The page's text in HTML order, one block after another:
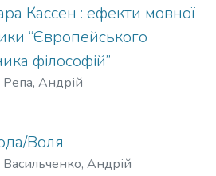
Кассен : ефекти мовної
“Європейського
філософій”
Репа, Андрій
Воля
Васильченко, Андрій